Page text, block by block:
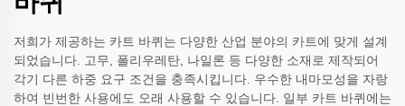
저희가 제공하는 카트 바퀴는 다양한 산업 분야의 카트에 맞게 설계
되었습니다. 고무, 폴리우레탄, 나일론 등 다양한 소재로 제작되어
각기 다른 하중 요구 조건을 충족시킵니다. 우수한 내마모성을 자랑
하여 빈번한 사용에도 오래 사용할 수 있습니다. 일부 카트 바퀴에는